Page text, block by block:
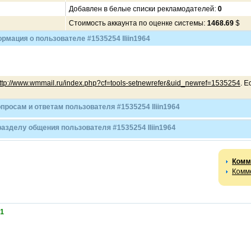
Добавлен в белые списки рекламодателей: 0
Стоимость аккаунта по оценке системы: 1468.69 $
о пользователе #1535254 Iliin1964
www.wmmail.ru/index.php?cf=tools-setnewrefer&uid_newref=1535254.
и ответам пользователя #1535254 Iliin1964
общения пользователя #1535254 Iliin1964